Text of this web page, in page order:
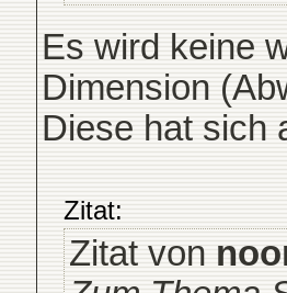
Es wird keine
Dimension
Diese hat sich
Zitat:
Zitat von